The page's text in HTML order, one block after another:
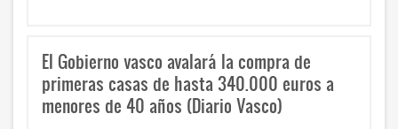
El Gobierno vasco avalará la compra de
primeras casas de hasta 340.000 euros a
menores de 40 años (Diario Vasco)